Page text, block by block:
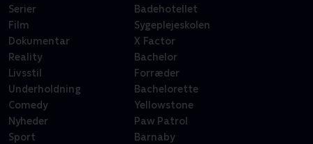
Serier
Film
Dokumentar
Reality
Livsstil
Underholdning
Comedy
Nyheder
Sport
Badehotellet
Sygeplejeskolen
X Factor
Bachelor
Forræder
Bachelorette
Yellowstone
Paw Patrol
Barnaby